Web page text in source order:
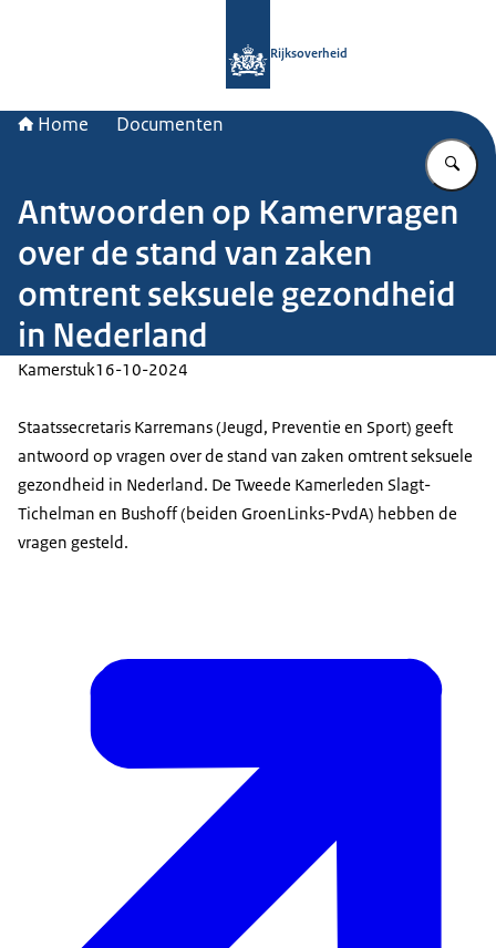
Rijksoverheid
Home Documenten
Antwoorden op Kamervragen
over de stand van zaken
omtrent seksuele gezondheid
in Nederland
Kamerstuk16-10-2024
Staatssecretaris Karremans (Jeugd, Preventie en Sport) geeft
antwoord op vragen over de stand van zaken omtrent seksuele
gezondheid in Nederland. De Tweede Kamerleden Slagt-
Tichelman en Bushoff (beiden GroenLinks-PvdA) hebben de
vragen gesteld.